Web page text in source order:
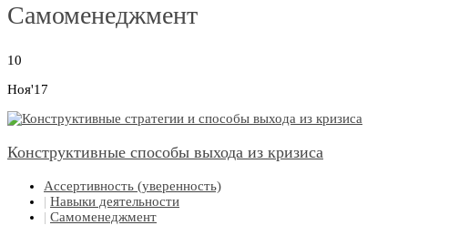
Самоменеджмент
10
Ноя'17
Конструктивные способы выхода из кризиса
Ассертивность (уверенность)
| Навыки деятельности
| Самоменеджмент